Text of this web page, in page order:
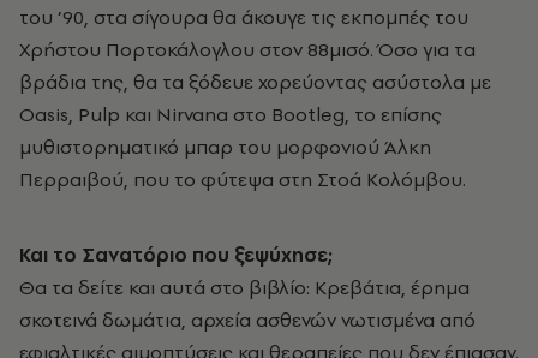
του ’90, στα σίγουρα θα άκουγε τις εκπομπές του
Χρήστου Πορτοκάλογλου στον 88μισό. Όσο για τα
βράδια της, θα τα ξόδευε χορεύοντας ασύστολα με
Oasis, Pulp και Nirvana στο Bootleg, το επίσης
μυθιστορηματικό μπαρ του μορφονιού Άλκη
Περραιβού, που το φύτεψα στη Στοά Κολόμβου.
Και το Σανατόριο που ξεψύχησε;
Θα τα δείτε και αυτά στο βιβλίο: Κρεβάτια, έρημα
σκοτεινά δωμάτια, αρχεία ασθενών νωτισμένα από
εφιαλτικές αιμοπτύσεις και θεραπείες που δεν έπιασαν.